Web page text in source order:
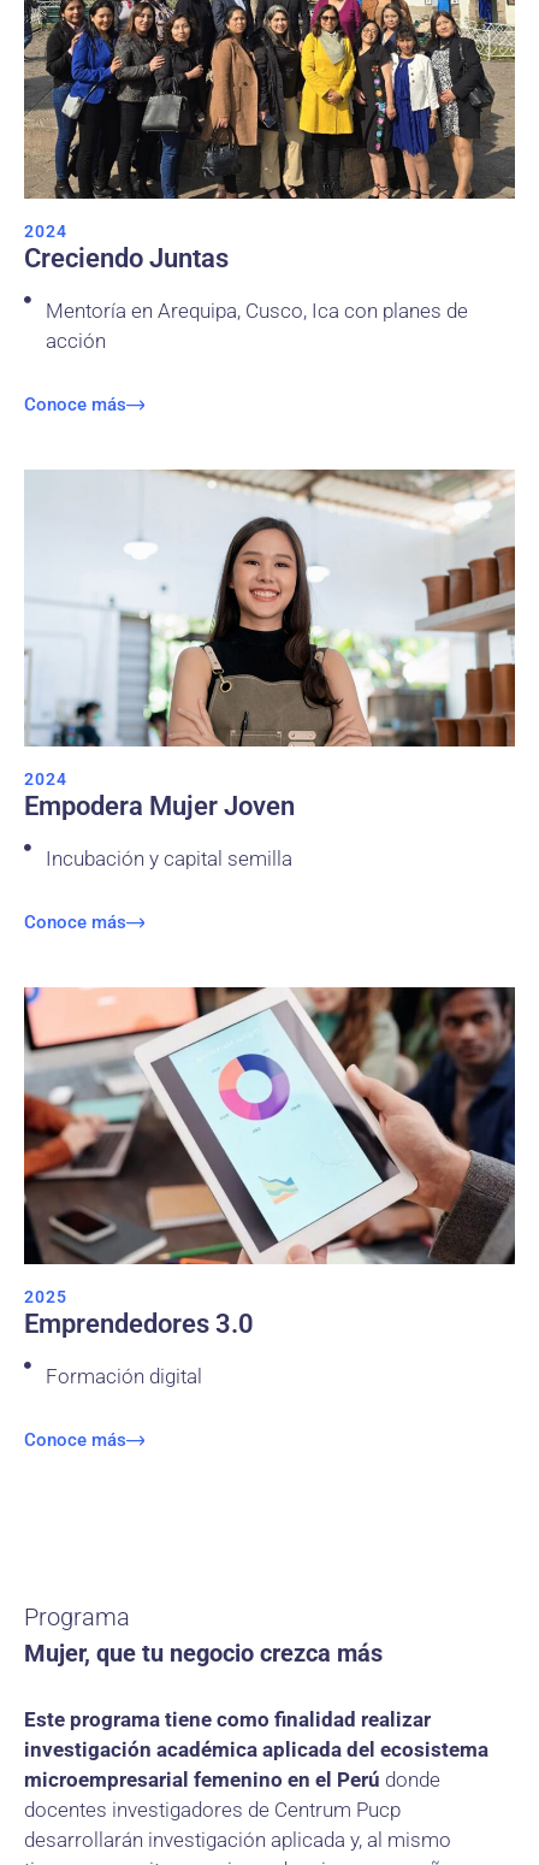
2024
Creciendo Juntas
Mentoría en Arequipa, Cusco, Ica con planes de
acción
Conoce más
2024
Empodera Mujer Joven
Incubación y capital semilla
Conoce más
2025
Emprendedores 3.0
Formación digital
Conoce más
Programa
Mujer, que tu negocio crezca más
Este programa tiene como finalidad realizar
investigación académica aplicada del ecosistema
microempresarial femenino en el Perú donde
docentes investigadores de Centrum Pucp
desarrollarán investigación aplicada y, al mismo